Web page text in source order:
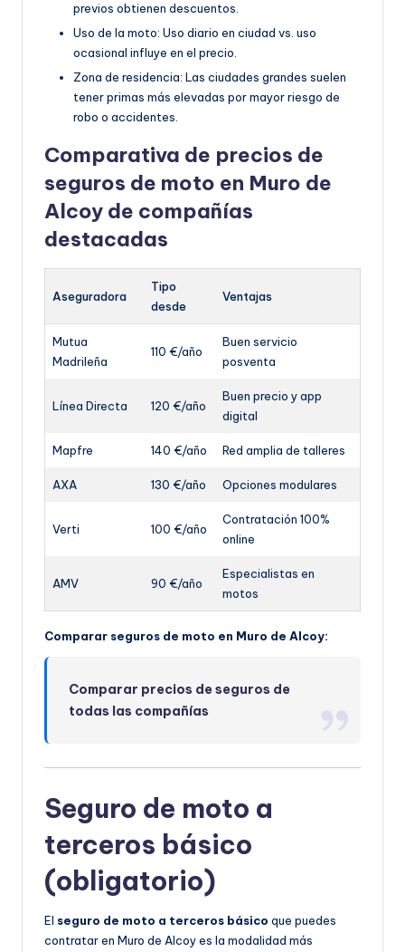
previos obtienen descuentos.
Uso de la moto: Uso diario en ciudad vs. uso
ocasional influye en el precio.
Zona de residencia: Las ciudades grandes suelen
tener primas más elevadas por mayor riesgo de
robo o accidentes.
Comparativa de precios de
seguros de moto en Muro de
Alcoy de compañías
destacadas
Aseguradora
Tipo
desde
Ventajas
Mutua
Madrileña
110 €/año
Buen servicio
posventa
Línea Directa 120 €/año
Buen precio y app
digital
Mapfre 140 €/año Red amplia de talleres
AXA 130 €/año Opciones modulares
Verti 100 €/año
Contratación 100%
online
AMV 90 €/año
Especialistas en
motos
Comparar seguros de moto en Muro de Alcoy:
Comparar precios de seguros de
todas las compañías
Seguro de moto a
terceros básico
(obligatorio)
El seguro de moto a terceros básico que puedes
contratar en Muro de Alcoy es la modalidad más